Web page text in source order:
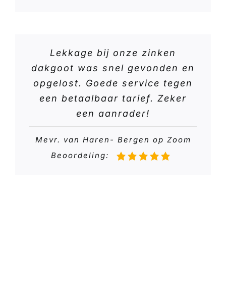
Lekkage bij onze zinken
dakgoot was snel gevonden en
opgelost. Goede service tegen
een betaalbaar tarief. Zeker
een aanrader!
Mevr. van Haren- Bergen op Zoom
Beoordeling: